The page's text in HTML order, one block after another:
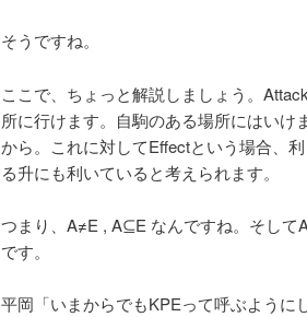
そうですね。
ここで、ちょっと解説しましょう。
所に行けます。自駒のある場所にはい
から。これに対してEffectという場合、
る升にも利いていると考えられます。
つまり、A≠E , A⊆E なんですね。そして
です。
平岡「いまからでもKPEって呼ぶように